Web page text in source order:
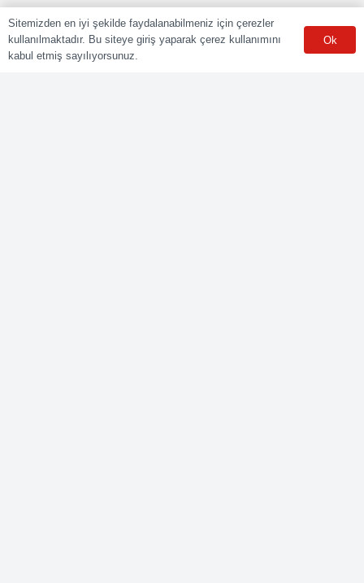
Sitemizden en iyi şekilde faydalanabilmeniz için çerezler
kullanılmaktadır. Bu siteye giriş yaparak çerez kullanımını
kabul etmiş sayılıyorsunuz.
Ok